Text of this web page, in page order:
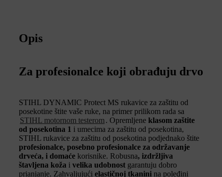
Opis
Za profesionalce koji obrađuju drvo
STIHL DYNAMIC Protect MS rukavice za zaštitu od
posekotine štite vaše ruke, na primer prilikom rada sa
STIHL motornom testerom . Opremljene klasom zaštite
od posekotina 1 i umecima za zaštitu od posekotina,
STIHL rukavice za zaštitu od posekotina podjednako štite
profesionalce, posebno profesionalce za održavanje
drveća, i domaće korisnike. Robusna, izdržljiva
štavljena koža i velika udobnost garantuju dobro
prianjanje. Zahvaljujući elastičnoj tkanini na poleđini